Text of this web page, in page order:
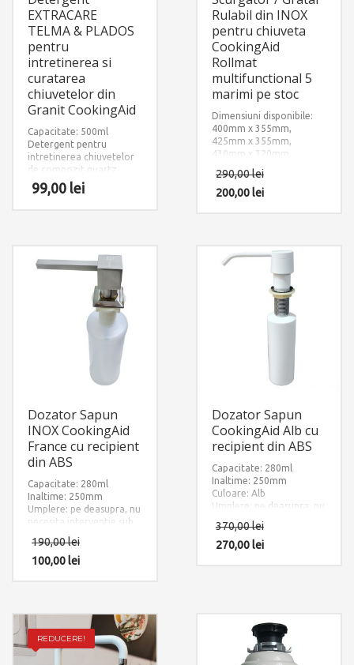
EXTRACARE
TELMA & PLADOS
pentru
intretinerea si
curatarea
chiuvetelor din
Granit CookingAid
Capacitate: 500ml
Detergent pentru
intretinerea chiuvetelor
de compozit quartz
granit
99,00 lei
Rulabil din INOX
pentru chiuveta
CookingAid
Rollmat
multifunctional 5
marimi pe stoc
Dimensiuni disponibile:
400mm x 355mm,
425mm x 355mm,
430mm x 320mm,
440mm x 355mm,
500mm x 355mm
Material: INOX + Silicon
290,00lei
200,00lei
Dozator Sapun
INOX CookingAid
France cu recipient
din ABS
Capacitate: 280ml
Inaltime: 250mm
Umplere: pe deasupra, nu
necesita interventie sub
chiuveta dupa instalare
190,00lei
100,00lei
Dozator Sapun
CookingAid Alb cu
recipient din ABS
Capacitate: 280ml
Inaltime: 250mm
Culoare: Alb
Umplere: pe deasupra, nu
necesita interventie sub
chiuveta dupa instalare
370,00lei
270,00lei
REDUCERE!